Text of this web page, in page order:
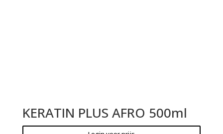
KERATIN PLUS AFRO 500ml